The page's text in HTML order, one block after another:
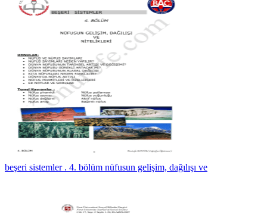
beşeri sistemler . 4. bölüm nüfusun gelişim, dağılışı ve